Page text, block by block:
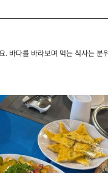
바다를 바라보며 먹는 식사는 분